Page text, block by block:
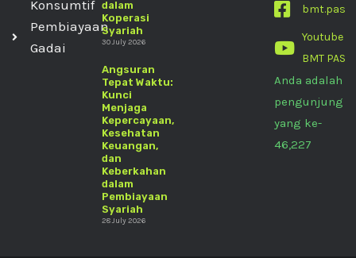
Konsumtif
Pembiayaan
Gadai
dalam
Koperasi
Syariah
30 July 2026
Angsuran
Tepat Waktu:
Kunci
Menjaga
Kepercayaan,
Kesehatan
Keuangan,
dan
Keberkahan
dalam
Pembiayaan
Syariah
28 July 2026
bmt.pas
Youtube
BMT PAS
Anda adalah
pengunjung
yang ke-
46,227